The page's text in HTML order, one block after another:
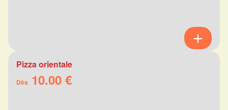
Pizza orientale
Dès 10.00 €